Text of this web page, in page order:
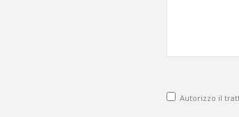
Autorizzo il